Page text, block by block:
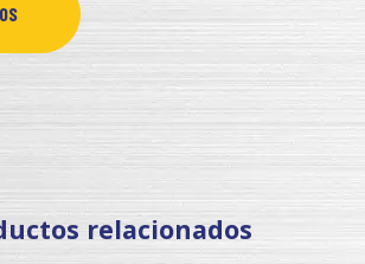
relacionados